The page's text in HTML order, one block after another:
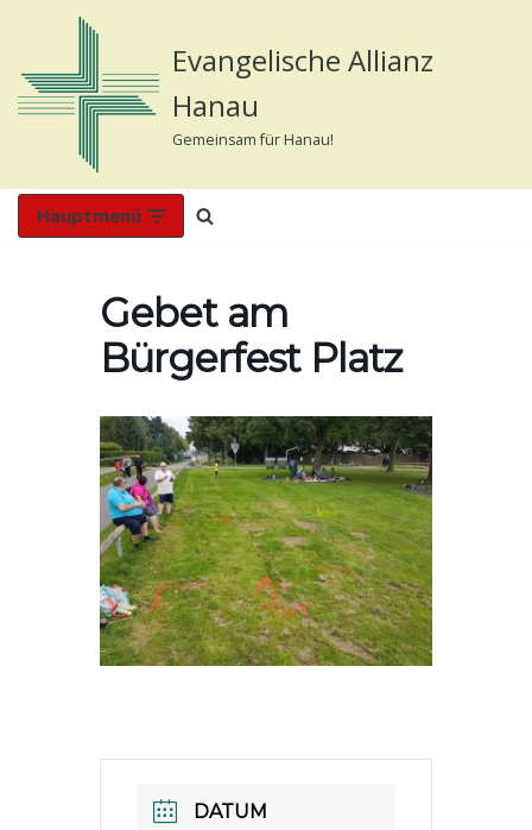
Inhalt
springen
Evangelische Allianz
Hanau
Gemeinsam für Hanau!
Hauptmenü
Gebet am
Bürgerfest Platz
DATUM